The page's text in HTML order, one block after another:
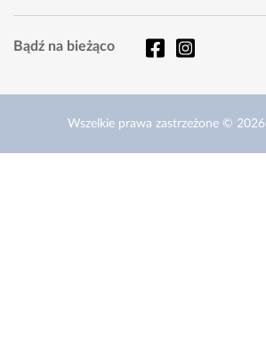
Bądź na bieżąco
Wszelkie prawa zastrzeżone © 2026